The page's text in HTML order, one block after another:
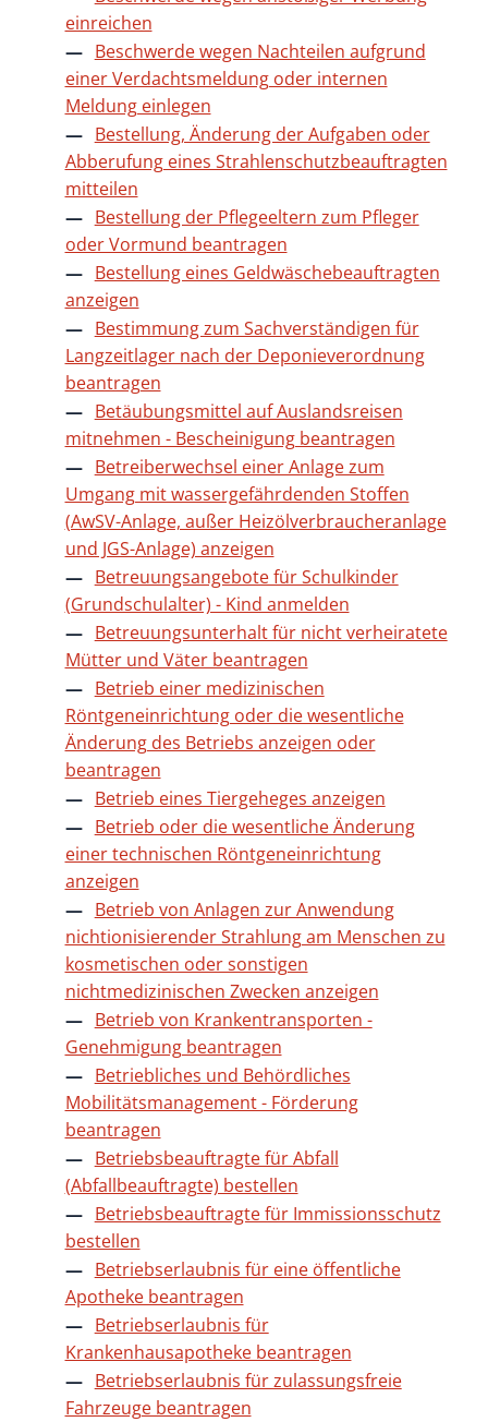
einreichen
Beschwerde wegen Nachteilen aufgrund
einer Verdachtsmeldung oder internen
Meldung einlegen
Bestellung, Änderung der Aufgaben oder
Abberufung eines Strahlenschutzbeauftragten
mitteilen
Bestellung der Pflegeeltern zum Pfleger
oder Vormund beantragen
Bestellung eines Geldwäschebeauftragten
anzeigen
Bestimmung zum Sachverständigen für
Langzeitlager nach der Deponieverordnung
beantragen
Betäubungsmittel auf Auslandsreisen
mitnehmen - Bescheinigung beantragen
Betreiberwechsel einer Anlage zum
Umgang mit wassergefährdenden Stoffen
(AwSV-Anlage, außer Heizölverbraucheranlage
und JGS-Anlage) anzeigen
Betreuungsangebote für Schulkinder
(Grundschulalter) - Kind anmelden
Betreuungsunterhalt für nicht verheiratete
Mütter und Väter beantragen
Betrieb einer medizinischen
Röntgeneinrichtung oder die wesentliche
Änderung des Betriebs anzeigen oder
beantragen
Betrieb eines Tiergeheges anzeigen
Betrieb oder die wesentliche Änderung
einer technischen Röntgeneinrichtung
anzeigen
Betrieb von Anlagen zur Anwendung
nichtionisierender Strahlung am Menschen zu
kosmetischen oder sonstigen
nichtmedizinischen Zwecken anzeigen
Betrieb von Krankentransporten -
Genehmigung beantragen
Betriebliches und Behördliches
Mobilitätsmanagement - Förderung
beantragen
Betriebsbeauftragte für Abfall
(Abfallbeauftragte) bestellen
Betriebsbeauftragte für Immissionsschutz
bestellen
Betriebserlaubnis für eine öffentliche
Apotheke beantragen
Betriebserlaubnis für
Krankenhausapotheke beantragen
Betriebserlaubnis für zulassungsfreie
Fahrzeuge beantragen